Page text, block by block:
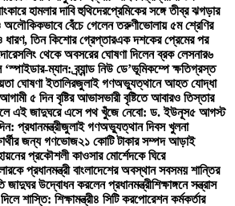
হামলার দাবি হুথিদেরপ্রেমিকের সঙ্গে তীব্র ঝগড়ার
বেঁচে গেলেন তরুণীভোলায় ৫ম শ্রেণির
ধারণ, তিন কিশোর গ্রেপ্তারএক দশকের প্রেমের পর
রেসলিং থেকে অবসরের ঘোষণা দিলেন ব্রক লেসনার৬
ম্যান: ব্র্যান্ড নিউ ডে’ভূমিকম্পে ক্ষতিগ্রস্ত
ঘোষণা ইতালিরজুলাই গণঅভ্যুত্থানে আহত যোদ্ধা
আগামী ৫ দিন বৃষ্টির আভাসভারী বৃষ্টিতে আবারও তিস্তার
এই জাদুঘরে এসে পথ খুঁজে নেবো: ড. ইউনূস৫ আগস্ট
প্রধানমন্ত্রীজুলাই গণঅভ্যুত্থান দিবস খুলনা
জন্য গণভোজ২১ কোটি টাকার সম্পদ আড়াই
প্রকৌশলী কাওসার মোর্শেদকে ঘিরে
প্রধানমন্ত্রী বাংলাদেশের অবস্থান সবসময় শান্তির
উদ্বোধন করলেন প্রধানমন্ত্রীশিক্ষাঙ্গনে সন্ত্রাস
শাস্তি: শিক্ষামন্ত্রী৪ সিটি করপোরেশন কর্মকর্তার